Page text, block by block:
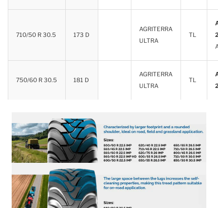
710/50 R 30.5 173 D
AGRITERRA
ULTRA
TL
750/60 R 30.5 181 D
AGRITERRA
ULTRA
TL